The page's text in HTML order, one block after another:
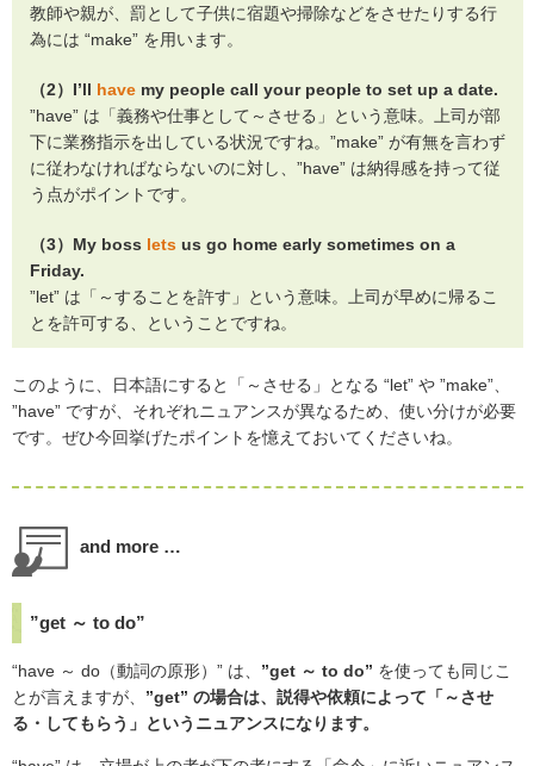
教師や親が、罰として子供に宿題や掃除などをさせたりする行
為には “make” を用います。
（2）I’ll havemy people call your people to set up a date.
”have” は「義務や仕事として～させる」という意味。上司が部
下に業務指示を出している状況ですね。”make” が有無を言わず
に従わなければならないのに対し、”have” は納得感を持って従
う点がポイントです。
（3）My boss lets us go home early sometimes on a
Friday.
”let” は「～することを許す」という意味。上司が早めに帰るこ
とを許可する、ということですね。
このように、日本語にすると「～させる」となる “let” や ”make”、
”have” ですが、それぞれニュアンスが異なるため、使い分けが必要
です。ぜひ今回挙げたポイントを憶えておいてくださいね。
and more …
”get ～ to do”
“have ～ do（動詞の原形）” は、 ”get ～ to do” を使っても同じこ
とが言えますが、 ”get” の場合は、説得や依頼によって「～させ
る・してもらう」というニュアンスになります。